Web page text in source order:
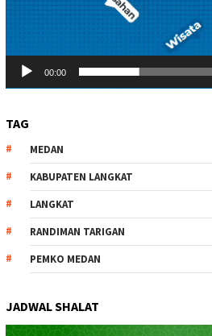
00:00
TAG
MEDAN
KABUPATEN LANGKAT
LANGKAT
RANDIMAN TARIGAN
PEMKO MEDAN
JADWAL SHALAT